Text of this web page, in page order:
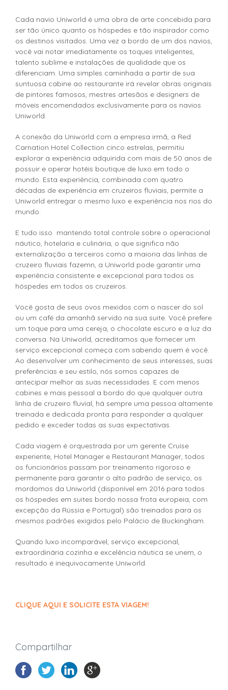
Cada navio Uniworld é uma obra de arte concebida para
ser tão único quanto os hóspedes e tão inspirador como
os destinos visitados. Uma vez a bordo de um dos navios,
você vai notar imediatamente os toques inteligentes,
talento sublime e instalações de qualidade que os
diferenciam. Uma simples caminhada a partir de sua
suntuosa cabine ao restaurante irá revelar obras originais
de pintores famosos, mestres artesãos e designers de
móveis encomendados exclusivamente para os navios
Uniworld.
A conexão da Uniworld com a empresa irmã, a Red
Carnation Hotel Collection cinco estrelas, permitiu
explorar a experiência adquirida com mais de 50 anos de
possuir e operar hotéis boutique de luxo em todo o
mundo. Esta experiência, combinada com quatro
décadas de experiência em cruzeiros fluviais, permite a
Uniworld entregar o mesmo luxo e experiência nos rios do
mundo.
E tudo isso mantendo total controle sobre o operacional
náutico, hotelaria e culinária, o que significa não
externalização a terceiros como a maioria das linhas de
cruzeiro fluviais fazemn, a Uniworld pode garantir uma
experiência consistente e excepcional para todos os
hóspedes em todos os cruzeiros.
Você gosta de seus ovos mexidos com o nascer do sol
ou um café da amanhã servido na sua suite. Você prefere
um toque para uma cereja, o chocolate escuro e a luz da
conversa. Na Uniworld, acreditamos que fornecer um
serviço excepcional começa com sabendo quem é você.
Ao desenvolver um conhecimento de seus interesses, suas
preferências e seu estilo, nós somos capazes de
antecipar melhor as suas necessidades. E com menos
cabines e mais pessoal a bordo do que qualquer outra
linha de cruzeiro fluvial, há sempre uma pessoa altamente
treinada e dedicada pronta para responder a qualquer
pedido e exceder todas as suas expectativas.
Cada viagem é orquestrada por um gerente Cruise
experiente, Hotel Manager e Restaurant Manager, todos
os funcionários passam por treinamento rigoroso e
permanente para garantir o alto padrão de serviço, os
mordomos da Uniworld (disponível em 2016 para todos
os hóspedes em suites bordo nossa frota europeia, com
excepção da Rússia e Portugal) são treinados para os
mesmos padrões exigidos pelo Palácio de Buckingham.
Quando luxo incomparável, serviço excepcional,
extraordinária cozinha e excelência náutica se unem, o
resultado é inequivocamente Uniworld.
CLIQUE AQUI E SOLICITE ESTA VIAGEM!
Compartilhar